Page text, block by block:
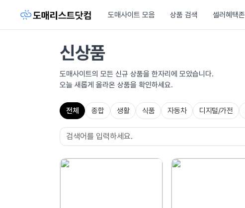
도매사이트 모음 상품 검색 셀러혜택존
신상품
도매사이트의 모든 신규 상품을 한자리에 모았습니다.
오늘 새롭게 올라온 상품을 확인하세요.
전체 종합 생활 식품 자동차 디지털/가전